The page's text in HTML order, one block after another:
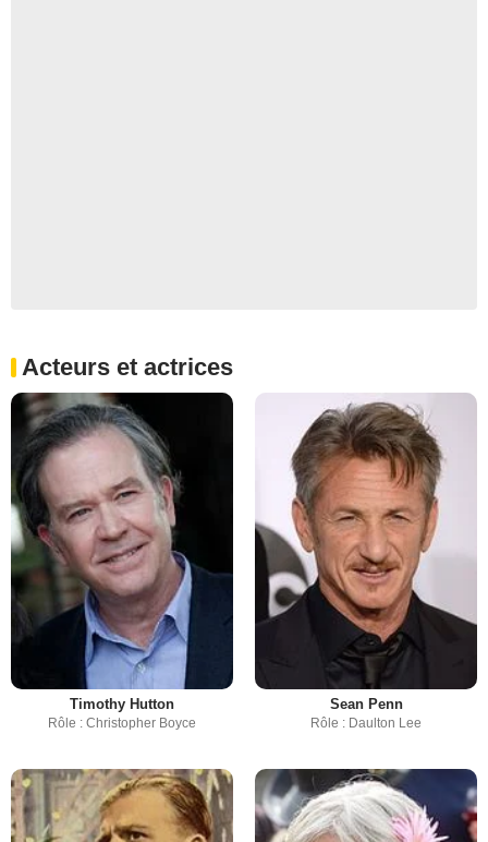
Acteurs et actrices
Timothy Hutton
Rôle : Christopher Boyce
Sean Penn
Rôle : Daulton Lee